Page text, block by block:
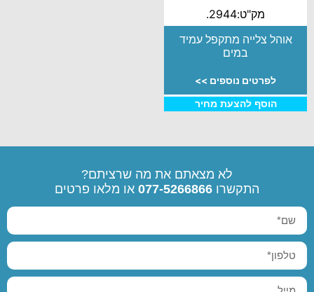
מק"ט:2944.
אוהל צלייה מתקפל עמיד
במים
לפרטים נוספים >>
הוסף להצעת מחיר
לא מצאתם את מה שרציתם?
התקשרו 077-5266866 או מלאו פרטים